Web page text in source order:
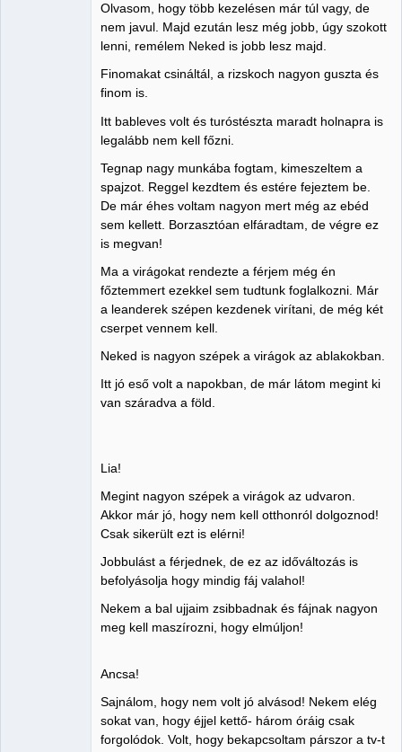
Olvasom, hogy több kezelésen már túl vagy, de
nem javul. Majd ezután lesz még jobb, úgy szokott
lenni, remélem Neked is jobb lesz majd.
Finomakat csináltál, a rizskoch nagyon guszta és
finom is.
Itt bableves volt és turóstészta maradt holnapra is
legalább nem kell főzni.
Tegnap nagy munkába fogtam, kimeszeltem a
spajzot. Reggel kezdtem és estére fejeztem be.
De már éhes voltam nagyon mert még az ebéd
sem kellett. Borzasztóan elfáradtam, de végre ez
is megvan!
Ma a virágokat rendezte a férjem még én
főztemmert ezekkel sem tudtunk foglalkozni. Már
a leanderek szépen kezdenek virítani, de még két
cserpet vennem kell.
Neked is nagyon szépek a virágok az ablakokban.
Itt jó eső volt a napokban, de már látom megint ki
van száradva a föld.
Lia!
Megint nagyon szépek a virágok az udvaron.
Akkor már jó, hogy nem kell otthonról dolgoznod!
Csak sikerült ezt is elérni!
Jobbulást a férjednek, de ez az időváltozás is
befolyásolja hogy mindig fáj valahol!
Nekem a bal ujjaim zsibbadnak és fájnak nagyon
meg kell maszírozni, hogy elmúljon!
Ancsa!
Sajnálom, hogy nem volt jó alvásod! Nekem elég
sokat van, hogy éjjel kettő- három óráig csak
forgolódok. Volt, hogy bekapcsoltam párszor a tv-t